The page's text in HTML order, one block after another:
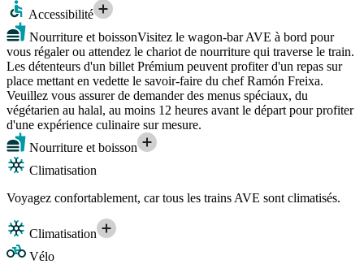
Accessibilité
Nourriture et boissonVisitez le wagon-bar AVE à bord pour
vous régaler ou attendez le chariot de nourriture qui traverse le train.
Les détenteurs d'un billet Prémium peuvent profiter d'un repas sur
place mettant en vedette le savoir-faire du chef Ramón Freixa.
Veuillez vous assurer de demander des menus spéciaux, du
végétarien au halal, au moins 12 heures avant le départ pour profiter
d'une expérience culinaire sur mesure.
Nourriture et boisson
Climatisation
Voyagez confortablement, car tous les trains AVE sont climatisés.
Climatisation
Vélo